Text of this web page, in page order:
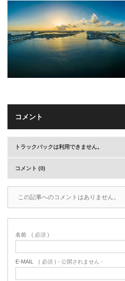
コメント
トラックバックは利用できません。
コメント (0)
この記事へのコメントはありません。
名前 ( 必須 )
E-MAIL ( 必須 ) - 公開されません -